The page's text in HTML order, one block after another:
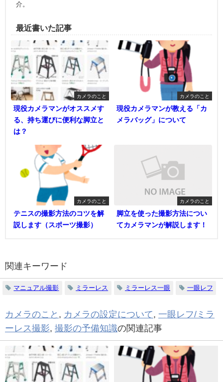
介。
最近書いた記事
カメラのこと
現役カメラマンがオススメす
る、持ち運びに便利な脚立と
は？
カメラのこと
現役カメラマンが教える「カ
メラバッグ」について
カメラのこと
テニスの撮影方法のコツを解
説します（スポーツ撮影）
カメラのこと
脚立を使った撮影方法につい
てカメラマンが解説します！
関連キーワード
マニュアル撮影 ミラーレス ミラーレス一眼 一眼レフ
カメラのこと , カメラの設定について, 一眼レフ/ミラ
ーレス撮影, 撮影の予備知識の関連記事